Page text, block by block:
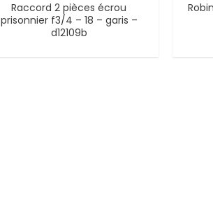
Raccord 2 pièces écrou
prisonnier f3/4 – 18 – garis –
d12109b